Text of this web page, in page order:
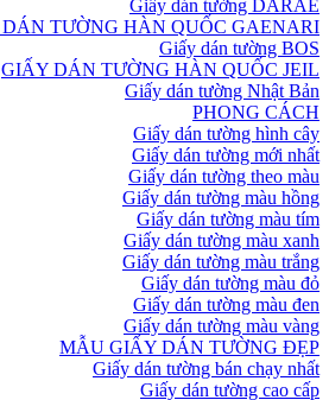
Giấy dán tường DARAE
TƯỜNG HÀN QUỐC GAENARI
Giấy dán tường BOS
GIẤY DÁN TƯỜNG HÀN QUỐC JEIL
Giấy dán tường Nhật Bản
PHONG CÁCH
Giấy dán tường hình cây
Giấy dán tường mới nhất
Giấy dán tường theo màu
Giấy dán tường màu hồng
Giấy dán tường màu tím
Giấy dán tường màu xanh
Giấy dán tường màu trắng
Giấy dán tường màu đỏ
Giấy dán tường màu đen
Giấy dán tường màu vàng
MẪU GIẤY DÁN TƯỜNG ĐẸP
Giấy dán tường bán chạy nhất
Giấy dán tường cao cấp